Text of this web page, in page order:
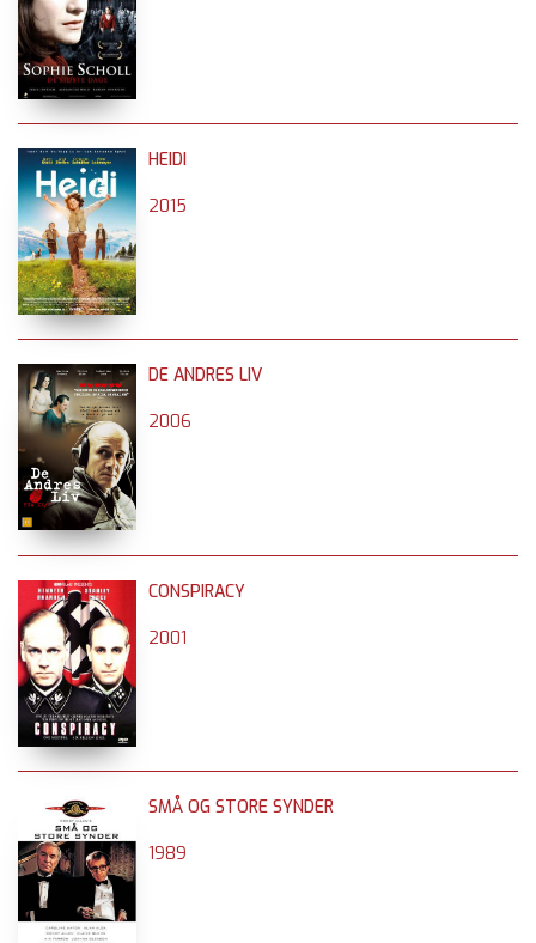
HEIDI
2015
DE ANDRES LIV
2006
CONSPIRACY
2001
SMÅ OG STORE SYNDER
1989